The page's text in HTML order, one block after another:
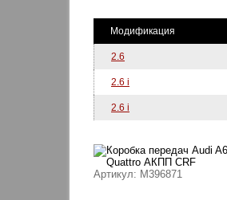
Модификация
2.6
2.6 i
2.6 i
Артикул: M396871